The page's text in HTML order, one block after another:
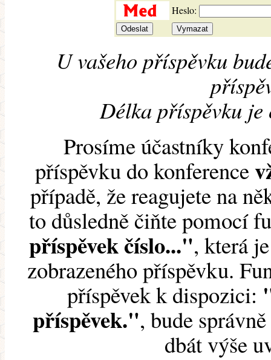
Heslo:
U vašeho příspěvku
Délka příspěvku je
Prosíme účastníky
příspěvku do konference
případě, že reagujete na
to důsledně čiňte pomocí
příspěvek číslo...", která
zobrazeného příspěvku.
příspěvek k dispozici:
příspěvek.", bude
dbát výše